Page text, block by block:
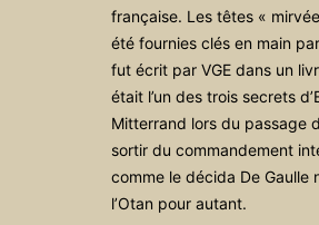
française. Les têtes «
été fournies clés en main
fut écrit par VGE dans un
était l’un des trois secrets
Mitterrand lors du passage
sortir du commandement
comme le décida De Gaulle
l’Otan pour autant.